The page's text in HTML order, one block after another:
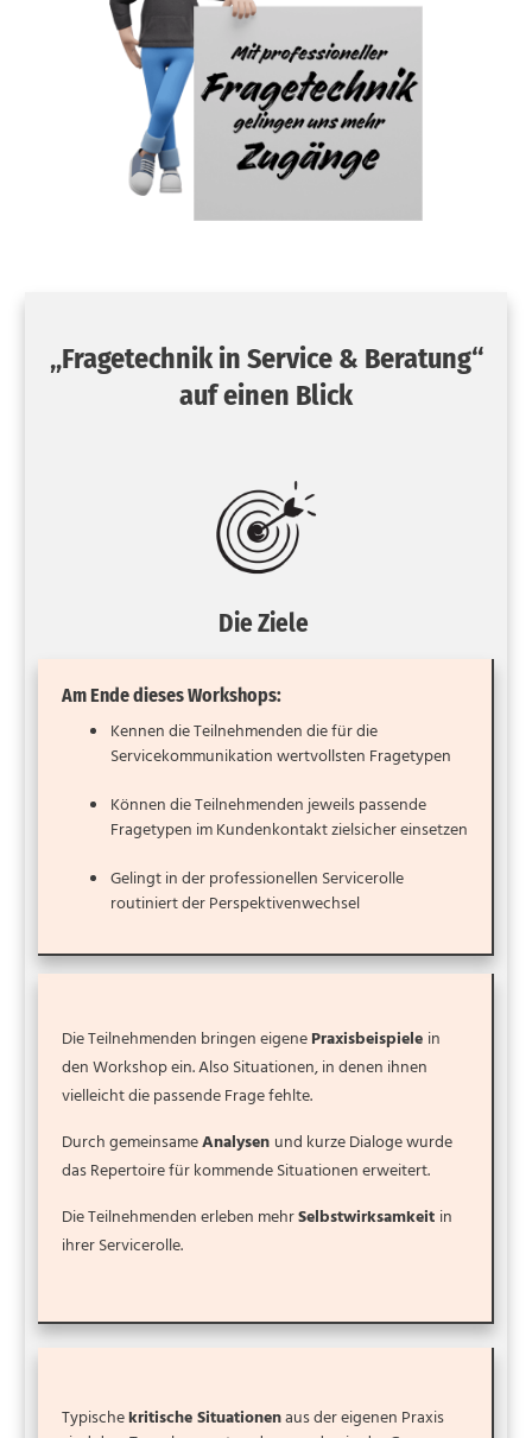
„Fragetechnik in Service & Beratung“
auf einen Blick
Die Ziele
Am Ende dieses Workshops:
Kennen die Teilnehmenden die für die
Servicekommunikation wertvollsten Fragetypen
Können die Teilnehmenden jeweils passende
Fragetypen im Kundenkontakt zielsicher einsetzen
Gelingt in der professionellen Servicerolle
routiniert der Perspektivenwechsel
Die Teilnehmenden bringen eigenePraxisbeispielein
den Workshop ein. Also Situationen, in denen ihnen
vielleicht die passende Frage fehlte.
Durch gemeinsameAnalysenund kurze Dialoge wurde
das Repertoire für kommende Situationen erweitert.
Die Teilnehmenden erleben mehrSelbstwirksamkeitin
ihrer Servicerolle.
Typischekritische Situationenaus der eigenen Praxis